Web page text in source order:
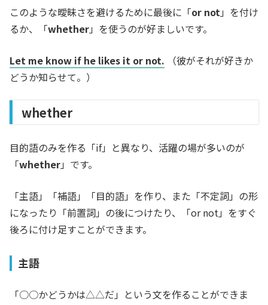
このような曖昧さを避けるために最後に「or not」を付け
るか、「whether」を使うのが好ましいです。
Let me know if he likes it or not. （彼がそれが好きか
どうか知らせて。）
whether
目的語のみを作る「if」と異なり、活躍の場が多いのが
「whether」です。
「主語」「補語」「目的語」を作り、また「不定詞」の形
になったり「前置詞」の後につけたり、「or not」をすぐ
後ろに付け足すことができます。
主語
「○○かどうかは△△だ」という文を作ることができま